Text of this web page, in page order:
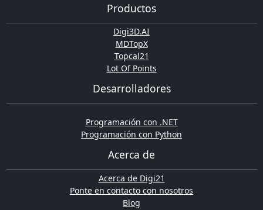
Productos
Digi3D.AI
MDTopX
Topcal21
Lot Of Points
Desarrolladores
Programación con .NET
Programación con Python
Acerca de
Acerca de Digi21
Ponte en contacto con nosotros
Blog